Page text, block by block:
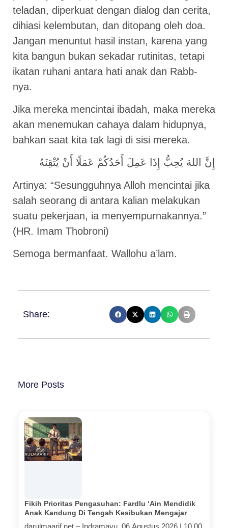
teladan, diperkuat dengan dialog dan cerita,
dihiasi kelembutan, dan ditopang oleh doa.
Jangan menuntut hasil instan, karena yang
kita bangun bukan sekadar rutinitas, tetapi
ikatan ruhani antara hati anak dan Rabb-
nya.
Jika mereka mencintai ibadah, maka mereka
akan menemukan cahaya dalam hidupnya,
bahkan saat kita tak lagi di sisi mereka.
إِنَّ اللهَ يُحِبُّ إِذَا عَمِلَ أَحَدُكُمْ عَمَلًا أَنْ يُتْقِنَهُ
Artinya: “Sesungguhnya Alloh mencintai jika
salah seorang di antara kalian melakukan
suatu pekerjaan, ia menyempurnakannya.”
(HR. Imam Thobroni)
Semoga bermanfaat. Wallohu a’lam.
Share:
More Posts
Fikih Prioritas Pengasuhan: Fardlu ‘Ain Mendidik
Anak Kandung Di Tengah Kesibukan Mengajar